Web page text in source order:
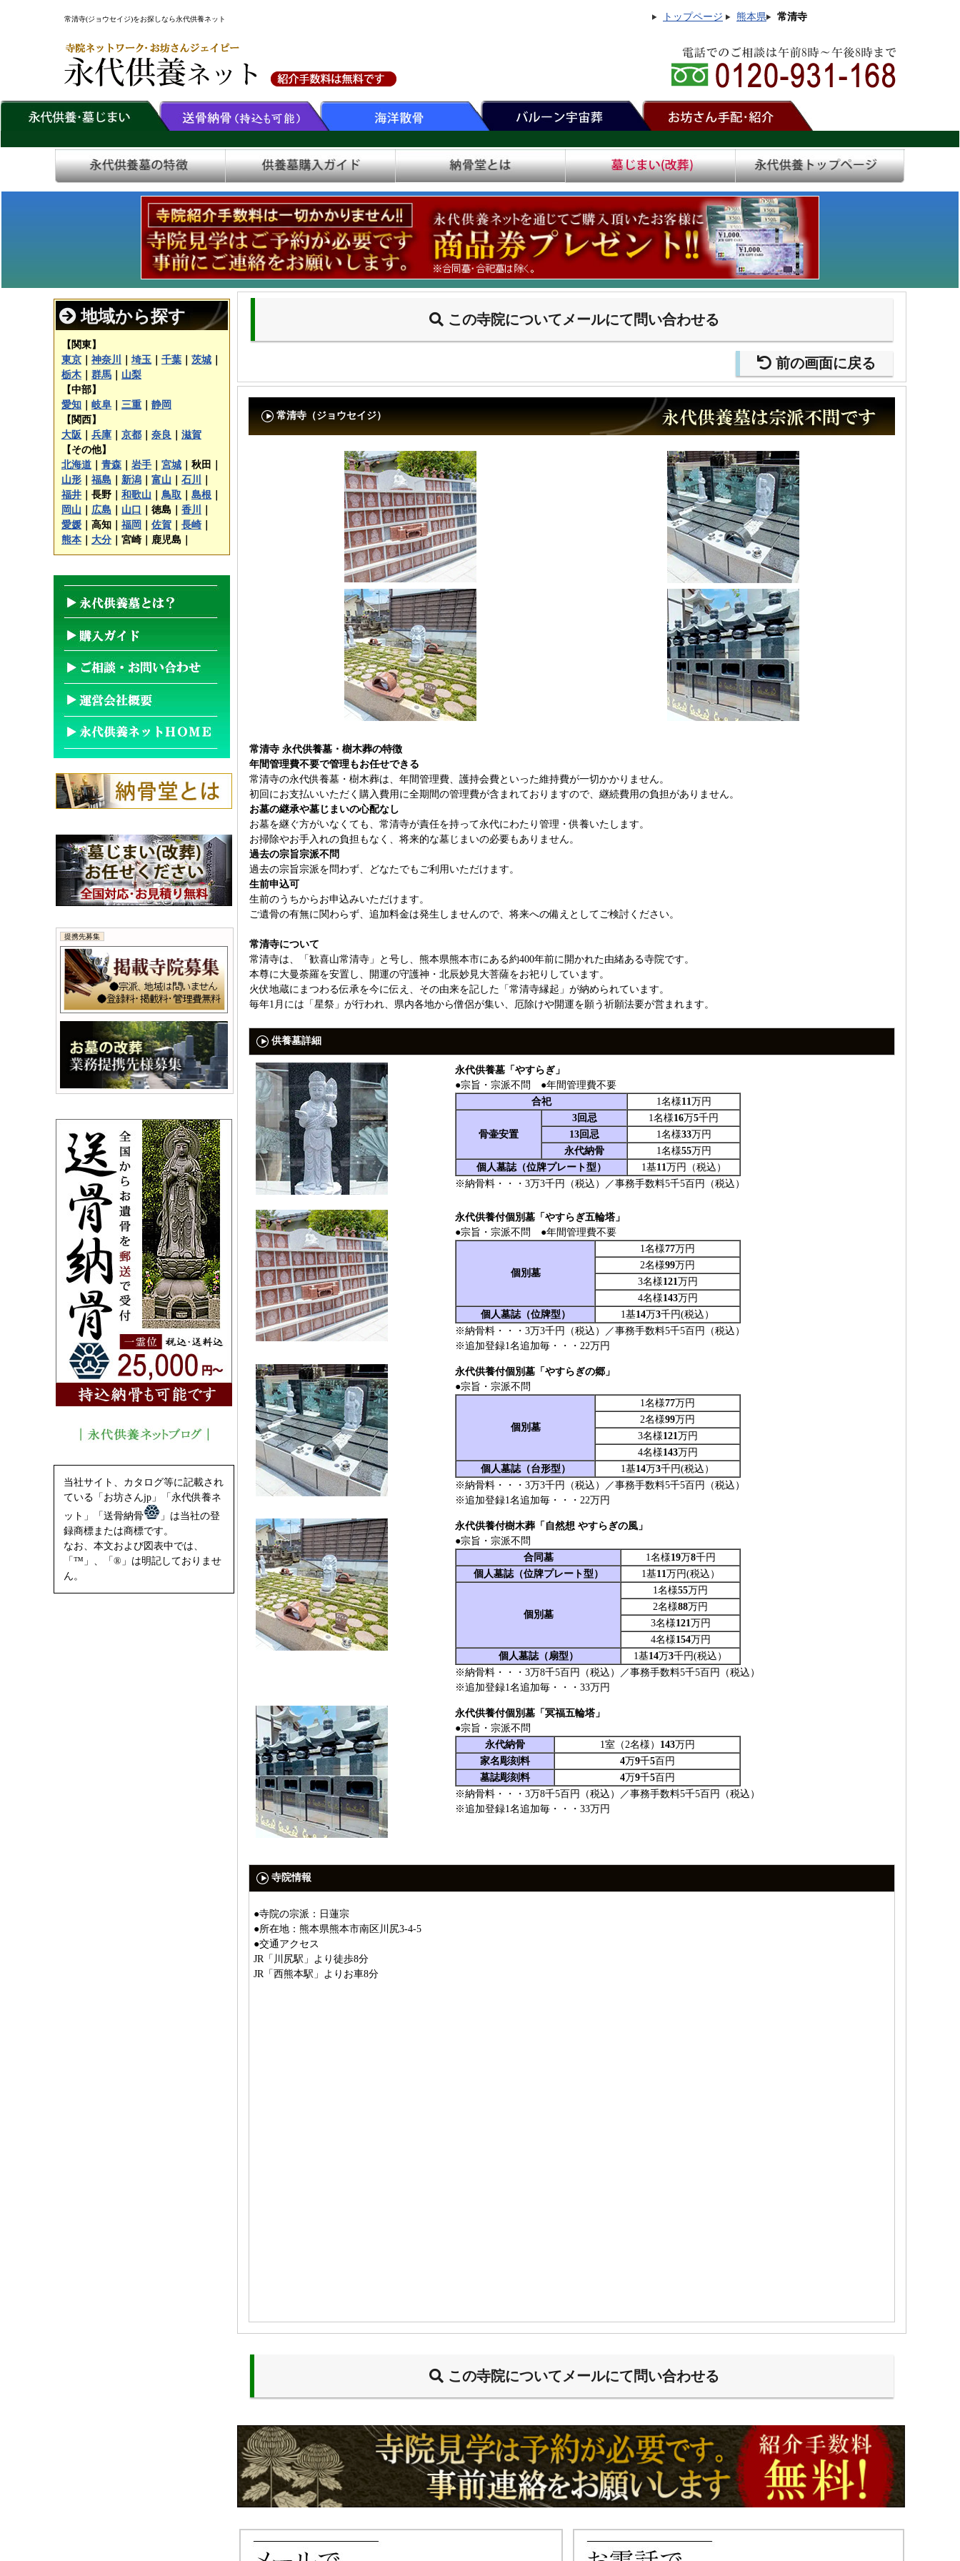
常清寺(ジョウセイジ)をお探しなら永代供養ネット トップページ 熊本県 常清寺
地域から探す
【関東】
東京
神奈川 埼玉 千葉 茨城
栃木
群馬
山梨
【中部】
愛知
岐阜 三重
静岡
【関西】
大阪
兵庫 京都 奈良
滋賀
【その他】
北海道
青森 岩手 宮城
秋田｜
山形
福島 新潟 富山 石川
福井
長野｜ 和歌山 鳥取 島根
岡山
広島 山口 徳島｜ 香川
愛媛
高知｜ 福岡 佐賀 長崎
熊本
大分 宮崎｜ 鹿児島｜
提携先募集
当社サイト、カタログ等に記載され
ている「お坊さんjp」「永代供養ネ
ット」「送骨納骨
」は当社の登
録商標または商標です。
なお、本文および図表中では、
「™」、「®」は明記しておりませ
ん。
この寺院についてメールにて問い合わせる
前の画面に戻る
常清寺（ジョウセイジ）
常清寺 永代供養墓・樹木葬の特徴
年間管理費不要で管理もお任せできる
常清寺の永代供養墓・樹木葬は、年間管理費、護持会費といった維持費が一切かかりません。
初回にお支払いいただく購入費用に全期間の管理費が含まれておりますので、継続費用の負担がありません。
お墓の継承や墓じまいの心配なし
お墓を継ぐ方がいなくても、常清寺が責任を持って永代にわたり管理・供養いたします。
お掃除やお手入れの負担もなく、将来的な墓じまいの必要もありません。
過去の宗旨宗派不問
過去の宗旨宗派を問わず、どなたでもご利用いただけます。
生前申込可
生前のうちからお申込みいただけます。
ご遺骨の有無に関わらず、追加料金は発生しませんので、将来への備えとしてご検討ください。
常清寺について
常清寺は、「歓喜山常清寺」と号し、熊本県熊本市にある約400年前に開かれた由緒ある寺院です。
本尊に大曼荼羅を安置し、開運の守護神・北辰妙見大菩薩をお祀りしています。
火伏地蔵にまつわる伝承を今に伝え、その由来を記した「常清寺縁起」が納められています。
毎年1月には「星祭」が行われ、県内各地から僧侶が集い、厄除けや開運を願う祈願法要が営まれます。
供養墓詳細
永代供養墓「やすらぎ」
●宗旨・宗派不問 ●年間管理費不要
合祀
1名様11万円
骨壷安置
3回忌 1名様16万5千円
13回忌
1名様33万円
永代納骨
1名様55万円
個人墓誌（位牌プレート型）
1基11万円（税込）
※納骨料・・・3万3千円（税込）／事務手数料5千5百円（税込）
永代供養付個別墓「やすらぎ五輪塔」
●宗旨・宗派不問 ●年間管理費不要
個別墓
1名様77万円
2名様99万円
3名様121万円
4名様143万円
個人墓誌（位牌型）
1基14万3千円(税込）
※納骨料・・・3万3千円（税込）／事務手数料5千5百円（税込）
※追加登録1名追加毎・・・22万円
永代供養付個別墓「やすらぎの郷」
●宗旨・宗派不問
個別墓
1名様77万円
2名様99万円
3名様121万円
4名様143万円
個人墓誌（台形型）
1基14万3千円(税込）
※納骨料・・・3万3千円（税込）／事務手数料5千5百円（税込）
※追加登録1名追加毎・・・22万円
永代供養付樹木葬「自然想 やすらぎの風」
●宗旨・宗派不問
合同墓
1名様19万8千円
個人墓誌（位牌プレート型）
1基11万円(税込）
個別墓
1名様55万円
2名様88万円
3名様121万円
4名様154万円
個人墓誌（扇型）
1基14万3千円(税込）
※納骨料・・・3万8千5百円（税込）／事務手数料5千5百円（税込）
※追加登録1名追加毎・・・33万円
永代供養付個別墓「冥福五輪塔」
●宗旨・宗派不問
永代納骨
1室（2名様） 143万円
家名彫刻料
4万9千5百円
墓誌彫刻料
4万9千5百円
※納骨料・・・3万8千5百円（税込）／事務手数料5千5百円（税込）
※追加登録1名追加毎・・・33万円
寺院情報
●寺院の宗派：日蓮宗
●所在地：熊本県熊本市南区川尻3-4-5
●交通アクセス
JR「川尻駅」より徒歩8分
JR「西熊本駅」よりお車8分
この寺院についてメールにて問い合わせる